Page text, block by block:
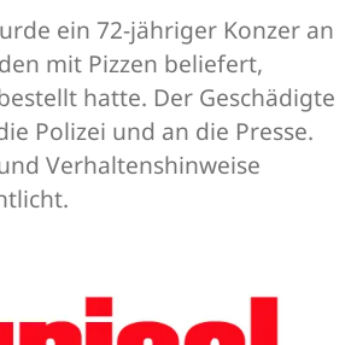
ein 72-jähriger Konzer an
mit Pizzen beliefert,
hatte. Der Geschädigte
Polizei und an die Presse.
Verhaltenshinweise